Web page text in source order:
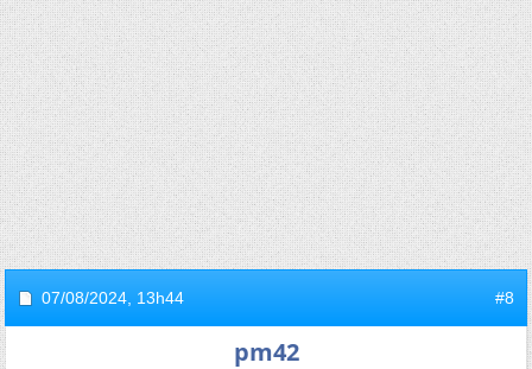
07/08/2024, 13h44 #8
pm42